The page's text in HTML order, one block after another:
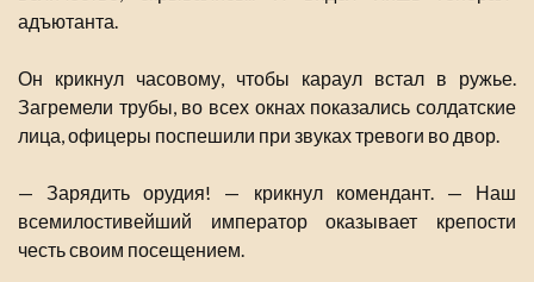
адъютанта.
Он крикнул часовому, чтобы караул встал в ружье.
Загремели трубы, во всех окнах показались солдатские
лица, офицеры поспешили при звуках тревоги во двор.
— Зарядить орудия! — крикнул комендант. — Наш
всемилостивейший император оказывает крепости
честь своим посещением.